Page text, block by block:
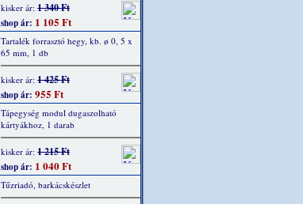
kisker ár: 1 340 Ft
shop ár: 1 105 Ft
Tartalék forrasztó hegy, kb. ø 0, 5 x
65 mm, 1 db
kisker ár: 1 425 Ft
shop ár: 955 Ft
Tápegység modul dugaszolható
kártyákhoz, 1 darab
kisker ár: 1 215 Ft
shop ár: 1 040 Ft
Tűzriadó, barkácskészlet